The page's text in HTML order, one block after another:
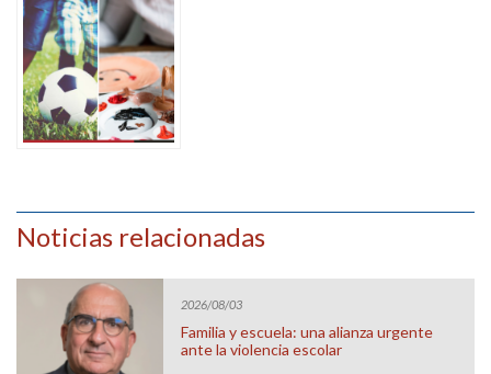
Noticias relacionadas
2026/08/03
Familia y escuela: una alianza urgente
ante la violencia escolar